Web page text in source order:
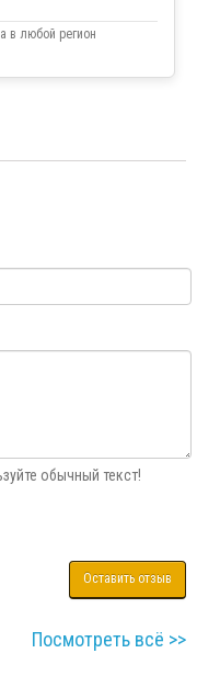
в любой регион
обычный текст!
Оставить отзыв
Посмотреть всё >>